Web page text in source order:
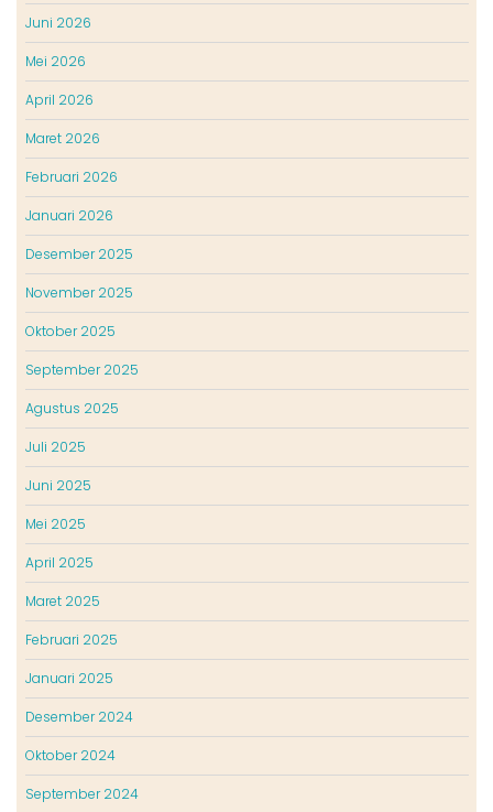
Juni 2026
Mei 2026
April 2026
Maret 2026
Februari 2026
Januari 2026
Desember 2025
November 2025
Oktober 2025
September 2025
Agustus 2025
Juli 2025
Juni 2025
Mei 2025
April 2025
Maret 2025
Februari 2025
Januari 2025
Desember 2024
Oktober 2024
September 2024